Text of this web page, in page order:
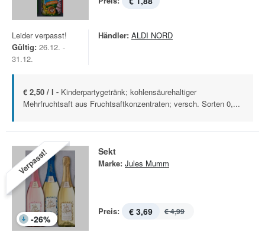
Leider verpasst!
Gültig: 26.12. -
31.12.
Händler: ALDI NORD
€ 2,50 / l - Kinderpartygetränk; kohlensäurehaltiger
Mehrfruchtsaft aus Fruchtsaftkonzentraten; versch. Sorten 0,...
Verpasst!
-26%
Sekt
Marke: Jules Mumm
Preis: € 3,69 € 4,99